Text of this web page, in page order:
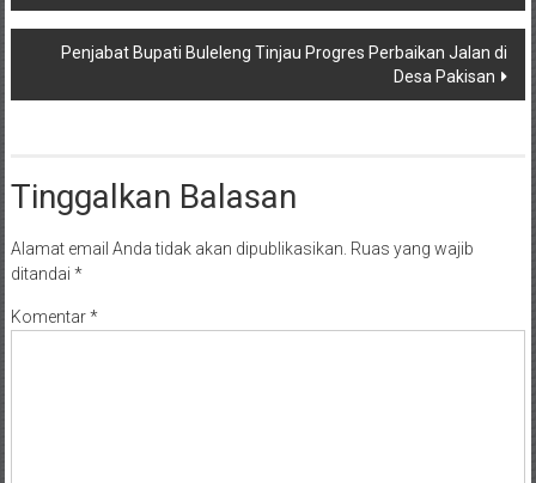
Penjabat Bupati Buleleng Tinjau Progres Perbaikan Jalan di
Desa Pakisan
Tinggalkan Balasan
Alamat email Anda tidak akan dipublikasikan. Ruas yang wajib
ditandai *
Komentar*